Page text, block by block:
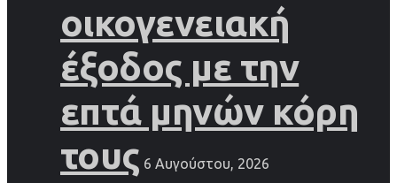
οικογενειακή
έξοδος με την
επτά μηνών κόρη
τους 6 Αυγούστου, 2026